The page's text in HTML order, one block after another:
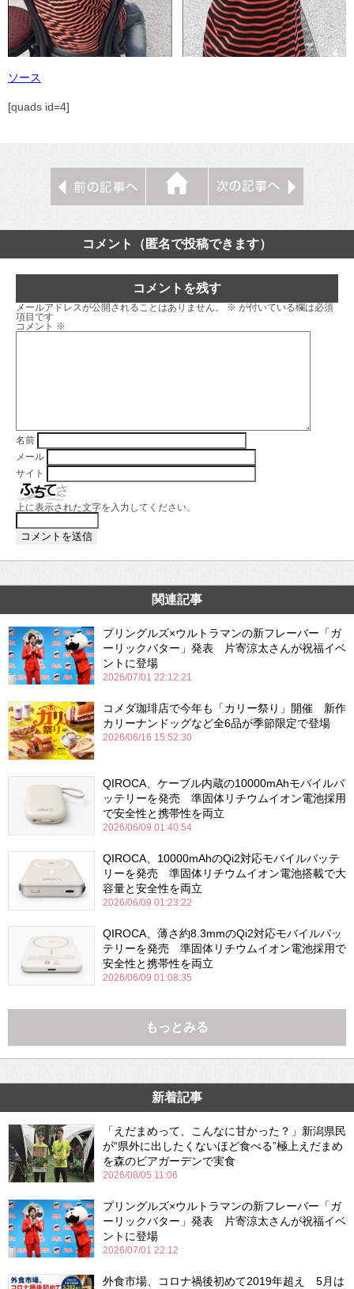
ソース
[quads id=4]
コメント（匿名で投稿できます）
コメントを残す
メールアドレスが公開されることはありません。 ※ が付いている欄は必須
項目です
コメント ※
名前
メール
サイト
上に表示された文字を入力してください。
関連記事
プリングルズ×ウルトラマンの新フレーバー「ガ
ーリックバター」発表 片寄涼太さんが祝福イベ
ントに登場
2026/07/01 22:12:21
コメダ珈琲店で今年も「カリー祭り」開催 新作
カリーナンドッグなど全6品が季節限定で登場
2026/06/16 15:52:30
QIROCA、ケーブル内蔵の10000mAhモバイルバ
ッテリーを発売 準固体リチウムイオン電池採用
で安全性と携帯性を両立
2026/06/09 01:40:54
QIROCA、10000mAhのQi2対応モバイルバッテ
リーを発売 準固体リチウムイオン電池搭載で大
容量と安全性を両立
2026/06/09 01:23:22
QIROCA、薄さ約8.3mmのQi2対応モバイルバッ
テリーを発売 準固体リチウムイオン電池採用で
安全性と携帯性を両立
2026/06/09 01:08:35
もっとみる
新着記事
「えだまめって、こんなに甘かった？」新潟県民
が“県外に出したくないほど食べる”極上えだまめ
を森のビアガーデンで実食
2026/08/05 11:06
プリングルズ×ウルトラマンの新フレーバー「ガ
ーリックバター」発表 片寄涼太さんが祝福イベ
ントに登場
2026/07/01 22:12
外食市場、コロナ禍後初めて2019年超え 5月は